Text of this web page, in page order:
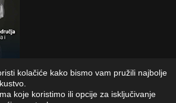
kolačiće kako bismo vam pružili najbolje
koje koristimo ili opcije za isključivanje